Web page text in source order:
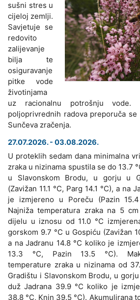
sušni stres u
cijeloj zemlji.
Savjetuje se
redovito
zalijevanje
bilja te
osiguravanje
pitke vode
životinjama
uz racionalnu potrošnju vode.
poljoprivrednih radova preporuča se
Sunčeva zračenja.
27.07.2026. - 03.08.2026.
U proteklih sedam dana minimalna
zraka u nizinama spustila se do 13.7
u Slavonskom Brodu, u gorju u
(Zavižan 11.1 °C, Parg 14.1 °C), a na
je izmjereno u Poreču (Pazin
Najniža temperatura zraka na 5
dijelu u iznosu od 11.0 °C
gorskom 9.7 °C u Gospiću (Zavižan
a na Jadranu 14.8 °C koliko je
13.3 °C, Pazin 13.5 °C).
temperature zraka u nizinama od
Gradištu i Slavonskom Brodu, u
duž Jadrana 39.9 °C koliko je
38.8 °C, Knin 39.5 °C). Akumulirana